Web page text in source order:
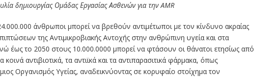
δημιουργίας Ομάδας Εργασίας Ασθενών για την AMR
άνθρωποι μπορεί να βρεθούν αντιμέτωποι με τον κίνδυνο ακραίας
της Αντιμικροβιακής Αντοχής στην ανθρώπινη υγεία και στα
έως το 2050 στους 10.000.0000 μπορεί να φτάσουν οι θάνατοι ετησίως από
κοινά αντιβιοτικά, τα αντιϊκά και τα αντιπαρασιτικά φάρμακα, όπως
Οργανισμός Υγείας, αναδεικνύοντας σε κορυφαίο στοίχημα τον